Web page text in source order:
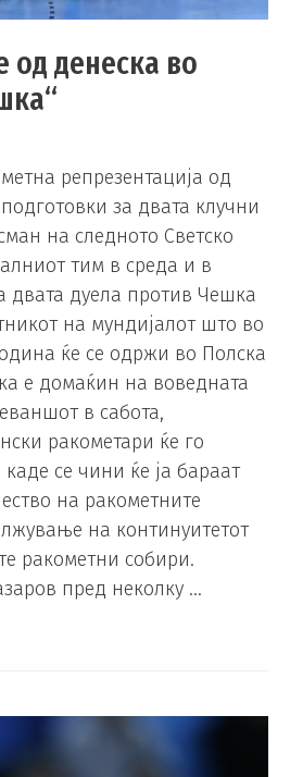
од денеска во
репрезентација од
за двата клучни
на следното Светско
тим в среда и в
двата дуела против Чешка
на мундијалот што во
ќе се одржи во Полска
е домаќин на воведната
в сабота,
ракометари ќе го
се чини ќе ја бараат
на ракометните
на континуитетот
ракометни собири.
пред неколку …